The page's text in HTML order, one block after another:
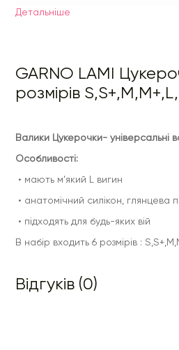
Детальнiше
GARNO LAMI
розмірів
Валики Цукерочки- універсальні
Особливості:
• мають м’який L вигин
• анатомічний силікон, глянцева
• підходять для будь-яких вій
В набір входить 6 розмірів :
Відгуків (0)